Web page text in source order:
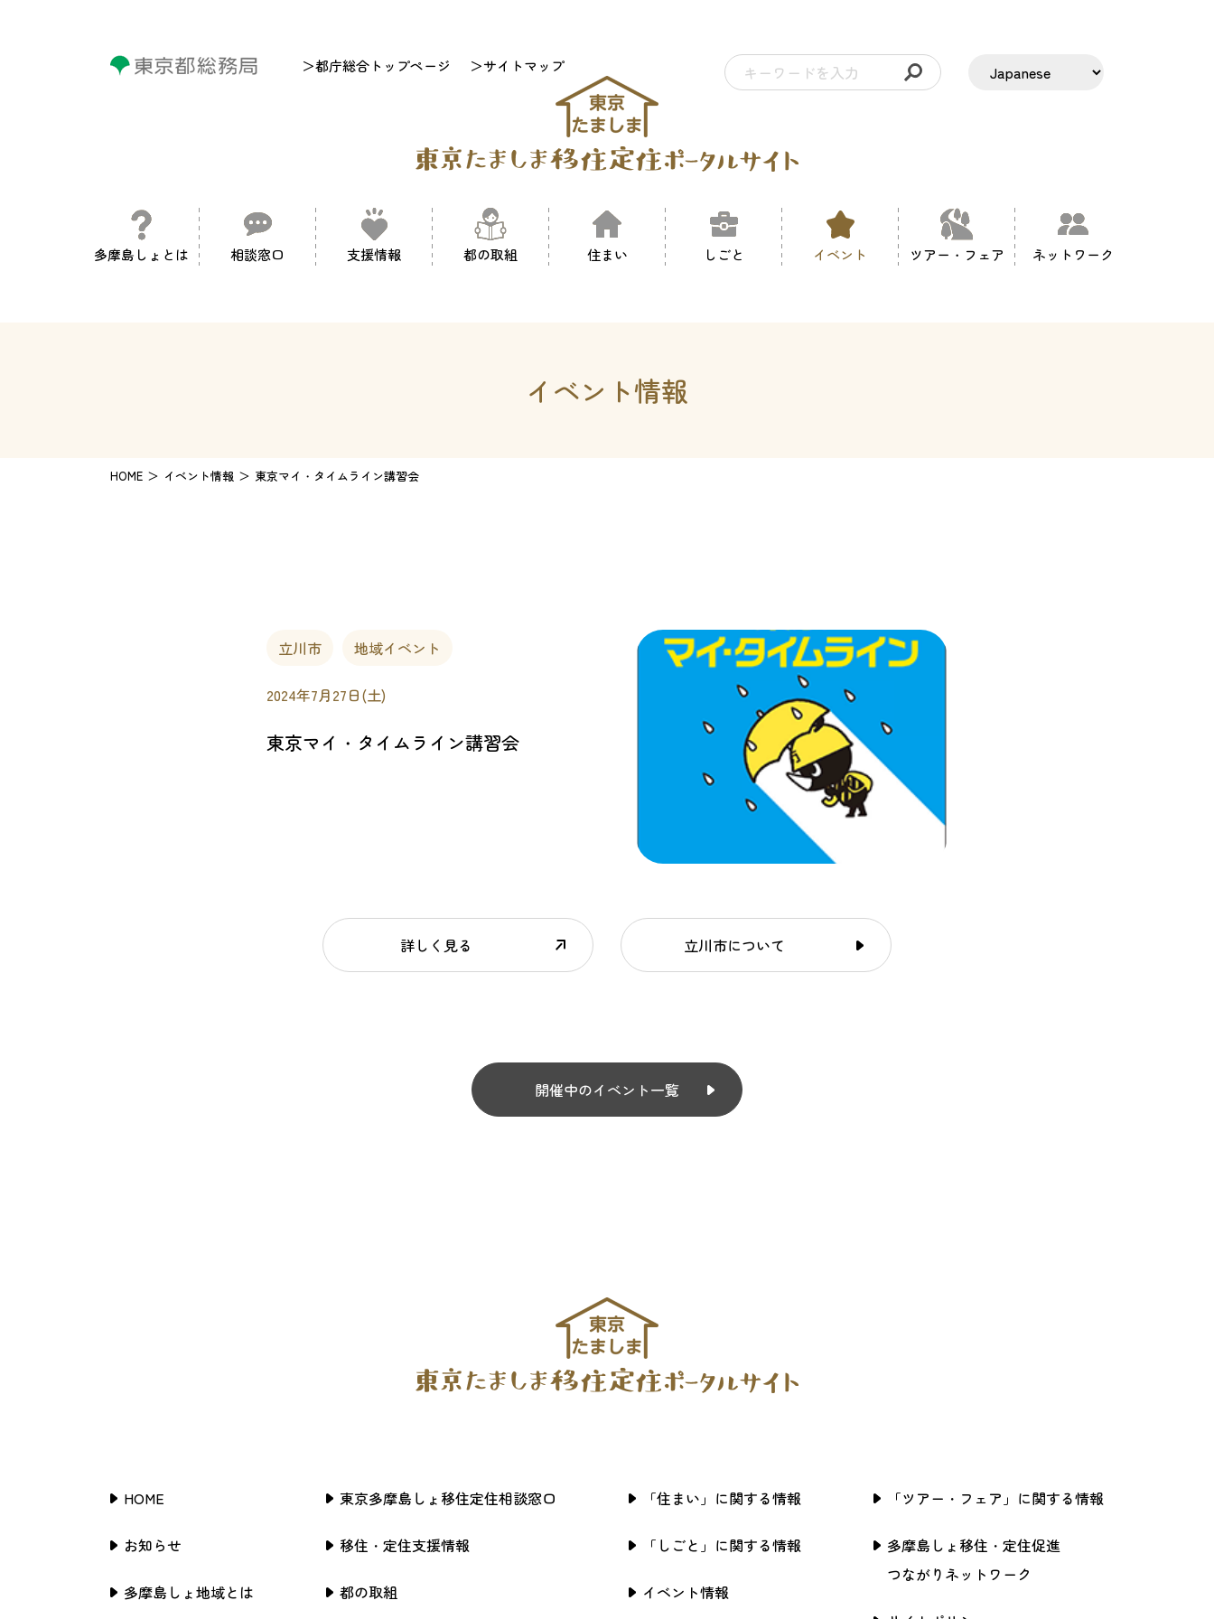
＞都庁総合トップページ ＞サイトマップ
多摩島しょとは 相談窓口 支援情報 都の取組 住まい しごと イベント ツアー・フェア ネットワーク
イベント情報
HOME イベント情報 東京マイ・タイムライン講習会
立川市 地域イベント
2024年7月27日(土)
東京マイ・タイムライン講習会
詳しく見る 立川市について
開催中のイベント一覧
HOME
お知らせ
多摩島しょ地域とは
東京多摩島しょ移住定住相談窓口
移住・定住支援情報
都の取組
「住まい」に関する情報
「しごと」に関する情報
イベント情報
「ツアー・フェア」に関する情報
多摩島しょ移住・定住促進
つながりネットワーク